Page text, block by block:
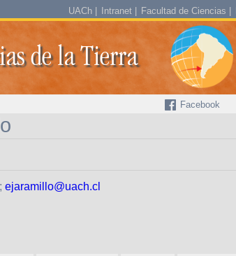
UACh Intranet Facultad de Ciencias
de la Tierra
Facebook
; ejaramillo@uach.cl